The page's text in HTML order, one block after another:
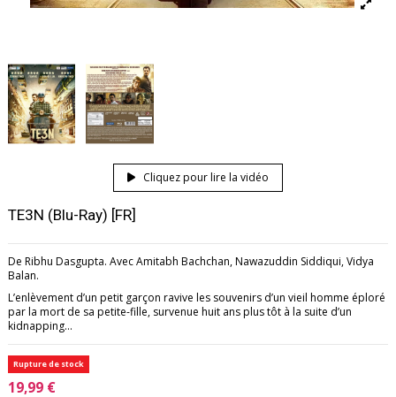
Cliquez pour lire la vidéo
TE3N (Blu-Ray) [FR]
De Ribhu Dasgupta. Avec Amitabh Bachchan, Nawazuddin Siddiqui, Vidya
Balan.
L’enlèvement d’un petit garçon ravive les souvenirs d’un vieil homme éploré
par la mort de sa petite-fille, survenue huit ans plus tôt à la suite d’un
kidnapping...
Rupture de stock
19,99 €